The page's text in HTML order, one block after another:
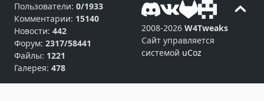
Пользователи: 0/1933
Комментарии: 15140
Новости: 442
Форум: 2317/58441
Файлы: 1221
Галерея: 478
2008-2026 W4Tweaks
Сайт управляется
системой uCoz